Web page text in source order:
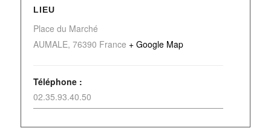
LIEU
Place du Marché
AUMALE, 76390 France + Google Map
Téléphone :
02.35.93.40.50